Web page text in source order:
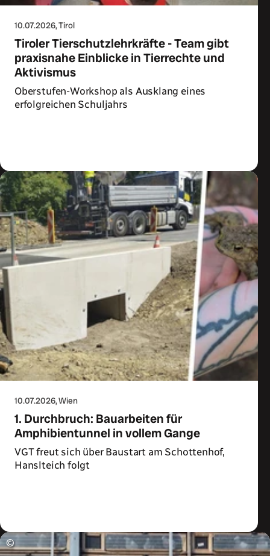
10.07.2026, Tirol
Tiroler Tierschutzlehrkräfte - Team gibt
praxisnahe Einblicke in Tierrechte und
Aktivismus
Oberstufen-Workshop als Ausklang eines
erfolgreichen Schuljahrs
10.07.2026, Wien
1. Durchbruch: Bauarbeiten für
Amphibientunnel in vollem Gange
VGT freut sich über Baustart am Schottenhof,
Hanslteich folgt
©